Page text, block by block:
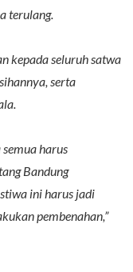
terulang.
kepada seluruh satwa
serta
harus
Bandung
ini harus jadi
pembenahan,”